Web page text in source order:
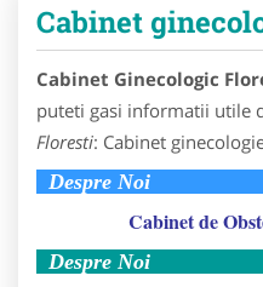
Cabinet
Cabinet Ginecologic
puteti gasi informatii utile
Floresti: Cabinet
Despre Noi
Cabinet de
Despre Noi